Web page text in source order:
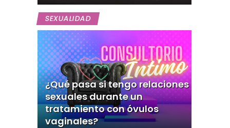
SEXUALIDAD
¿Qué pasa si tengo relaciones
sexuales durante un
tratamiento con óvulos
vaginales?